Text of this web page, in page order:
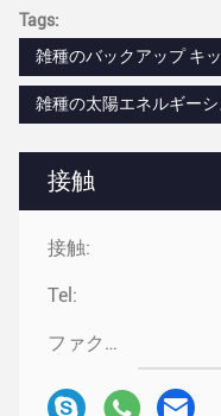
接触
接触:
Tel:
ファクシミリ:
Tags:
雑種のバックアップ キ
雑種の太陽エネルギーシ